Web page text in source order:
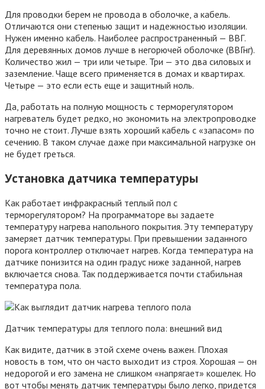
Для проводки берем не провода в оболочке, а кабель.
Отличаются они степенью защит и надежностью изоляции.
Нужен именно кабель. Наиболее распространенный — ВВГ.
Для деревянных домов лучше в негорючей оболочке (ВВГнг).
Количество жил — три или четыре. Три — это два силовых и
заземление. Чаще всего применяется в домах и квартирах.
Четыре — это если есть еще и защитный ноль.
Да, работать на полную мощность с терморегулятором
нагреватель будет редко, но экономить на электропроводке
точно не стоит. Лучше взять хороший кабель с «запасом» по
сечению. В таком случае даже при максимальной нагрузке он
не будет греться.
Установка датчика температуры
Как работает инфракрасный теплый пол с
терморегулятором? На программаторе вы задаете
температуру нагрева напольного покрытия. Эту температуру
замеряет датчик температуры. При превышении заданного
порога контроллер отключает нагрев. Когда температура на
датчике понизится на один градус ниже заданной, нагрев
включается снова. Так поддерживается почти стабильная
температура пола.
Датчик температуры для теплого пола: внешний вид
Как видите, датчик в этой схеме очень важен. Плохая
новость в том, что он часто выходит из строя. Хорошая — он
недорогой и его замена не слишком «напрягает» кошелек. Но
вот чтобы менять датчик температуры было легко, придется